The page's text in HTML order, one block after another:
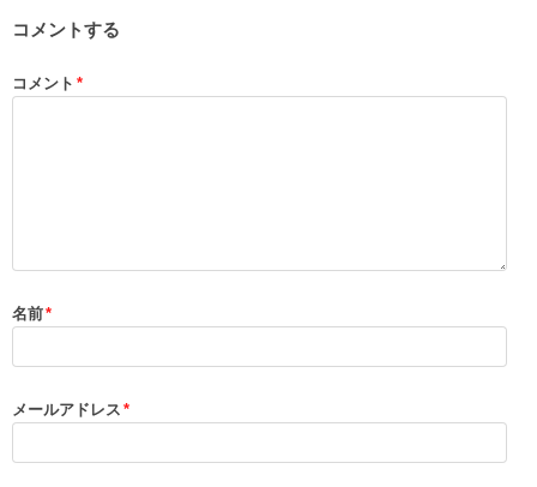
コメントする
コメント *
名前*
メールアドレス *